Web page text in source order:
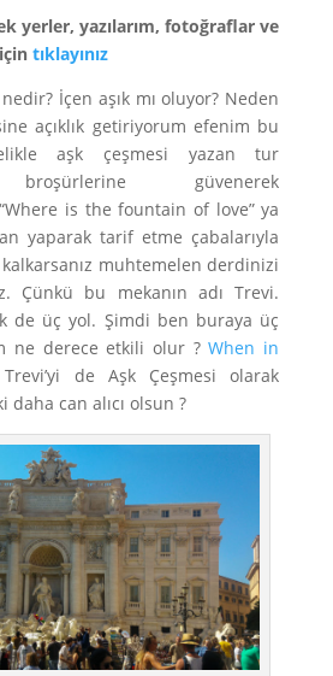
yerler, yazılarım, fotoğraflar ve
tıklayınız
İçen aşık mı oluyor? Neden
açıklık getiriyorum efenim bu
aşk çeşmesi yazan tur
güvenerek
is the fountain of love” ya
yaparak tarif etme çabalarıyla
muhtemelen derdinizi
Çünkü bu mekanın adı Trevi.
de üç yol. Şimdi ben buraya üç
ne derece etkili olur ?When in
de Aşk Çeşmesi olarak
daha can alıcı olsun ?